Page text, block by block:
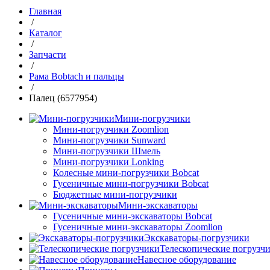
Главная
/
Каталог
/
Запчасти
/
Рама Bobtach и пальцы
/
Палец (6577954)
Мини-погрузчики
Мини-погрузчики Zoomlion
Мини-погрузчики Sunward
Мини-погрузчики Шмель
Мини-погрузчики Lonking
Колесные мини-погрузчики Bobcat
Гусеничные мини-погрузчики Bobcat
Бюджетные мини-погрузчики
Мини-экскаваторы
Гусеничные мини-экскаваторы Bobcat
Гусеничные мини-экскаваторы Zoomlion
Экскаваторы-погрузчики
Телескопические
Навесное оборудование